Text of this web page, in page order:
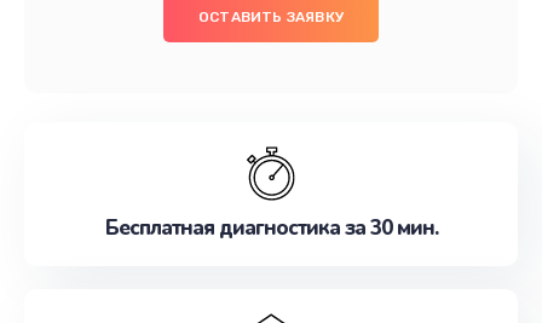
ОСТАВИТЬ ЗАЯВКУ
Бесплатная диагностика за 30 мин.